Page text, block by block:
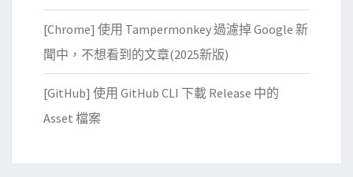
[Chrome] 使用 Tampermonkey 過濾掉 Google 新
聞中，不想看到的文章(2025新版)
[GitHub] 使用 GitHub CLI 下載 Release 中的
Asset 檔案